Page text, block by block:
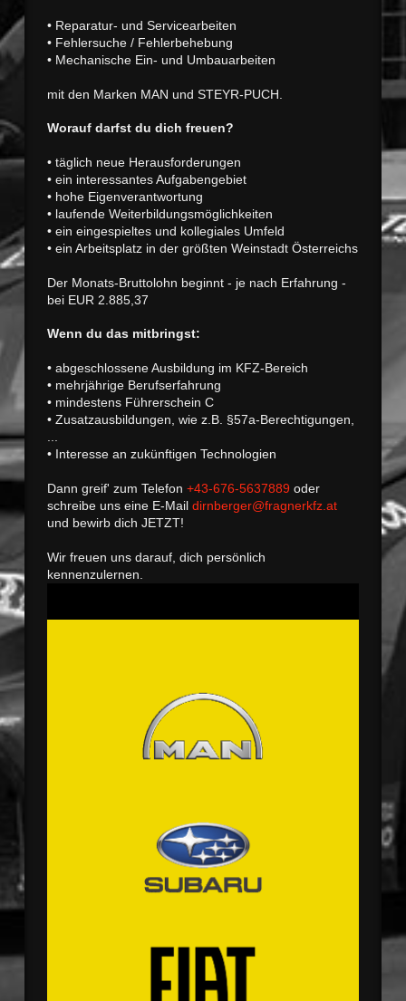
• Reparatur- und Servicearbeiten
• Fehlersuche / Fehlerbehebung
• Mechanische Ein- und Umbauarbeiten
mit den Marken MAN und STEYR-PUCH.
Worauf darfst du dich freuen?
• täglich neue Herausforderungen
• ein interessantes Aufgabengebiet
• hohe Eigenverantwortung
• laufende Weiterbildungsmöglichkeiten
• ein eingespieltes und kollegiales Umfeld
• ein Arbeitsplatz in der größten Weinstadt Österreichs
Der Monats-Bruttolohn beginnt - je nach Erfahrung -
bei EUR 2.885,37
Wenn du das mitbringst:
• abgeschlossene Ausbildung im KFZ-Bereich
• mehrjährige Berufserfahrung
• mindestens Führerschein C
• Zusatzausbildungen, wie z.B. §57a-Berechtigungen,
• Interesse an zukünftigen Technologien
Dann greif' zum Telefon +43-676-5637889oder
schreibe uns eine E-Mail dirnberger@fragnerkfz.at
und bewirb dich JETZT!
Wir freuen uns darauf, dich persönlich
kennenzulernen.